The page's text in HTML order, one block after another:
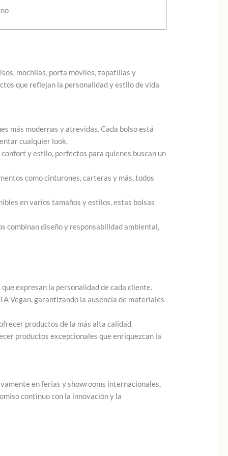
mochilas, porta móviles, zapatillas y
que reflejan la personalidad y estilo de vida
más modernas y atrevidas. Cada bolso está
cualquier look.
y estilo, perfectos para quienes buscan un
como cinturones, carteras y más, todos
en varios tamaños y estilos, estas bolsas
combinan diseño y responsabilidad ambiental,
expresan la personalidad de cada cliente.
Vegan, garantizando la ausencia de materiales
productos de la más alta calidad.
productos excepcionales que enriquezcan la
en ferias y showrooms internacionales,
continuo con la innovación y la